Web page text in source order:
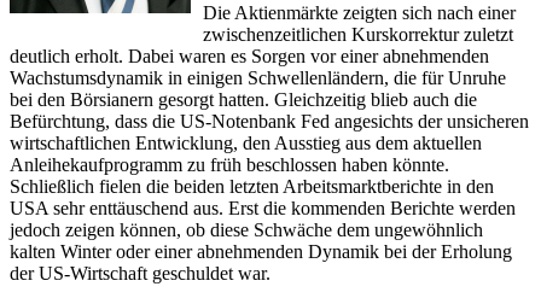
Die Aktienmärkte zeigten sich nach einer
zwischenzeitlichen Kurskorrektur zuletzt
deutlich erholt. Dabei waren es Sorgen vor einer abnehmenden
Wachstumsdynamik in einigen Schwellenländern, die für Unruhe
bei den Börsianern gesorgt hatten. Gleichzeitig blieb auch die
Befürchtung, dass die US-Notenbank Fed angesichts der unsicheren
wirtschaftlichen Entwicklung, den Ausstieg aus dem aktuellen
Anleihekaufprogramm zu früh beschlossen haben könnte.
Schließlich fielen die beiden letzten Arbeitsmarktberichte in den
USA sehr enttäuschend aus. Erst die kommenden Berichte werden
jedoch zeigen können, ob diese Schwäche dem ungewöhnlich
kalten Winter oder einer abnehmenden Dynamik bei der Erholung
der US-Wirtschaft geschuldet war.